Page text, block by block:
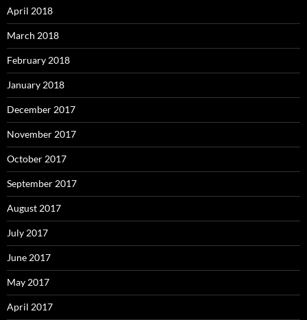
April 2018
March 2018
February 2018
January 2018
December 2017
November 2017
October 2017
September 2017
August 2017
July 2017
June 2017
May 2017
April 2017